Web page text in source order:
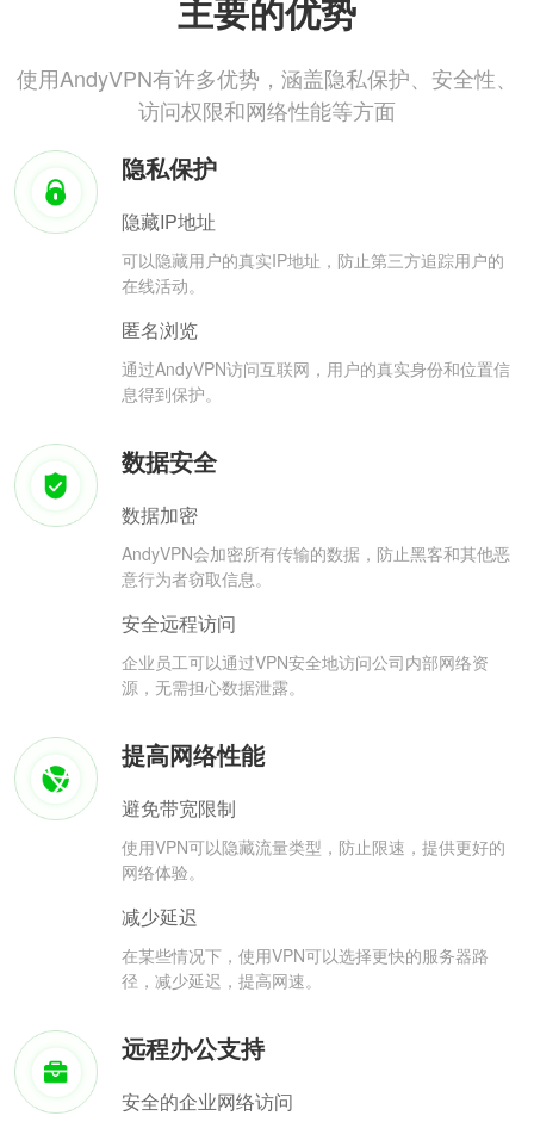
主要的优势
使用AndyVPN有许多优势，涵盖隐私保护、安全性、
访问权限和网络性能等方面
隐私保护
隐藏IP地址
可以隐藏用户的真实IP地址，防止第三方追踪用户的
在线活动。
匿名浏览
通过AndyVPN访问互联网，用户的真实身份和位置信
息得到保护。
数据安全
数据加密
AndyVPN会加密所有传输的数据，防止黑客和其他恶
意行为者窃取信息。
安全远程访问
企业员工可以通过VPN安全地访问公司内部网络资
源，无需担心数据泄露。
提高网络性能
避免带宽限制
使用VPN可以隐藏流量类型，防止限速，提供更好的
网络体验。
减少延迟
在某些情况下，使用VPN可以选择更快的服务器路
径，减少延迟，提高网速。
远程办公支持
安全的企业网络访问